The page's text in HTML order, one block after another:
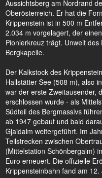
Aussichtsberg am Nordrand
Oberösterreich. Er hat die
Krippenstein ist in 500 m
2.034 m vorgelagert, der
Pionierkreuz trägt. Unweit
Bergkapelle.
Der Kalkstock des
Hallstätter See (508 m), also
war der erste Zweitausender,
erschlossen wurde - als
Südteil des Bergmassivs
ab 1947 gebaut und bald
Gjaidalm weitergeführt. Im
Teilstrecken zwischen
(Mittelstation Schönbergalm)
Euro erneuert. Die offizielle
Krippensteinbahn fand am